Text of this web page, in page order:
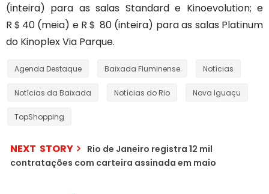
(inteira) para as salas Standard e Kinoevolution; e
R＄40 (meia) e R＄ 80 (inteira) para as salas Platinum
do Kinoplex Via Parque.
Agenda Destaque Baixada Fluminense Notícias
Notícias da Baixada Notícias do Rio Nova Iguaçu
TopShopping
NEXT STORY
Rio de Janeiro registra 12 mil
contratações com carteira assinada em maio